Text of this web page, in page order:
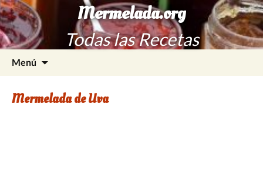
Mermelada.org
Todas las Recetas
Menú
Mermelada de Uva